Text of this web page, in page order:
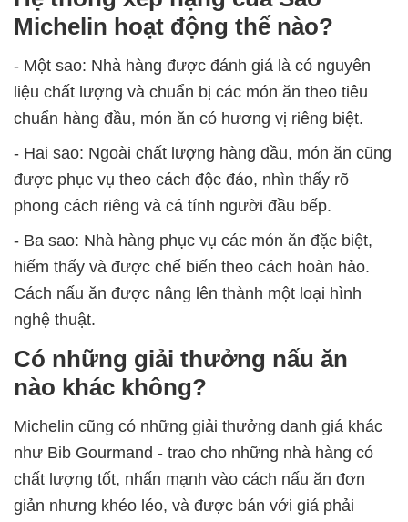
Michelin hoạt động thế nào?
- Một sao: Nhà hàng được đánh giá là có nguyên
liệu chất lượng và chuẩn bị các món ăn theo tiêu
chuẩn hàng đầu, món ăn có hương vị riêng biệt.
- Hai sao: Ngoài chất lượng hàng đầu, món ăn cũng
được phục vụ theo cách độc đáo, nhìn thấy rõ
phong cách riêng và cá tính người đầu bếp.
- Ba sao: Nhà hàng phục vụ các món ăn đặc biệt,
hiếm thấy và được chế biến theo cách hoàn hảo.
Cách nấu ăn được nâng lên thành một loại hình
nghệ thuật.
Có những giải thưởng nấu ăn
nào khác không?
Michelin cũng có những giải thưởng danh giá khác
như Bib Gourmand - trao cho những nhà hàng có
chất lượng tốt, nhấn mạnh vào cách nấu ăn đơn
giản nhưng khéo léo, và được bán với giá phải